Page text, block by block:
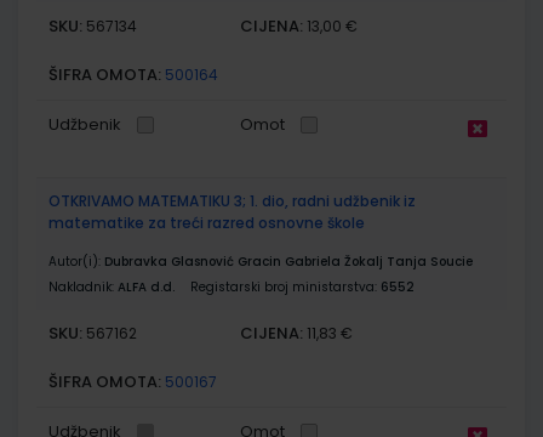
SKU: 567134 CIJENA: 13,00 €
ŠIFRA OMOTA: 500164
Udžbenik Omot
OTKRIVAMO MATEMATIKU 3; 1. dio, radni udžbenik iz
matematike za treći razred osnovne škole
Autor(i): Dubravka Glasnović Gracin Gabriela Žokalj Tanja Soucie
Nakladnik: ALFA d.d. Registarski broj ministarstva: 6552
SKU: 567162 CIJENA: 11,83 €
ŠIFRA OMOTA: 500167
Udžbenik Omot